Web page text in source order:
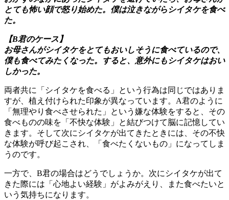
とても怖い顔で怒り始めた。僕は泣きながらシイタケを食べ
た。
【B君のケース】
お母さんがシイタケをとてもおいしそうに食べているので、
僕も食べてみたくなった。すると、意外にもシイタケはおい
しかった。
両者共に「シイタケを食べる」という行為は同じではありま
すが、植え付けられた印象が異なっています。A君のように
「無理やり食べさせられた」という嫌な体験をすると、その
食べものの味を「不快な体験」と結びつけて脳に記憶してい
きます。そして次にシイタケが出てきたときには、その不快
な体験が呼び起こされ、「食べたくないもの」になってしま
うのです。
一方で、B君の場合はどうでしょうか。次にシイタケが出て
きた際には「心地よい経験」がよみがえり、また食べたいと
いう気持ちになります。